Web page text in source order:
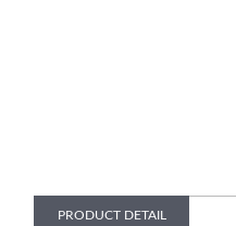
PRODUCT DETAIL